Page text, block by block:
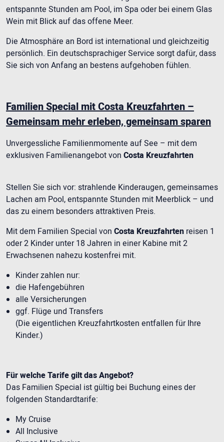
entspannte Stunden am Pool, im Spa oder bei einem Glas
Wein mit Blick auf das offene Meer.
Die Atmosphäre an Bord ist international und gleichzeitig
persönlich. Ein deutschsprachiger Service sorgt dafür, dass
Sie sich von Anfang an bestens aufgehoben fühlen.
Familien Special mit Costa Kreuzfahrten –
Gemeinsam mehr erleben, gemeinsam sparen
Unvergessliche Familienmomente auf See – mit dem
exklusiven Familienangebot von Costa Kreuzfahrten
Stellen Sie sich vor: strahlende Kinderaugen, gemeinsames
Lachen am Pool, entspannte Stunden mit Meerblick – und
das zu einem besonders attraktiven Preis.
Mit dem Familien Special von Costa Kreuzfahrten reisen 1
oder 2 Kinder unter 18 Jahren in einer Kabine mit 2
Erwachsenen nahezu kostenfrei mit.
Kinder zahlen nur:
die Hafengebühren
alle Versicherungen
ggf. Flüge und Transfers
(Die eigentlichen Kreuzfahrtkosten entfallen für Ihre
Kinder.)
Für welche Tarife gilt das Angebot?
Das Familien Special ist gültig bei Buchung eines der
folgenden Standardtarife:
My Cruise
All Inclusive